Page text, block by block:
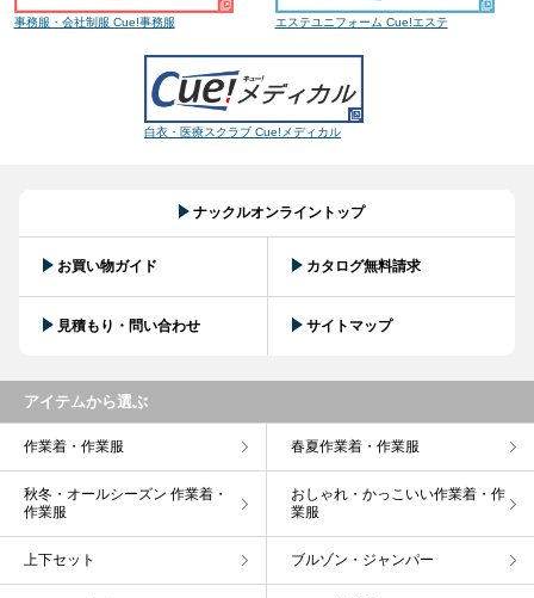
事務服・会社制服 Cue!事務服 エステユニフォーム Cue!エステ
白衣・医療スクラブ Cue!メディカル
ナックルオンライントップ
お買い物ガイド カタログ無料請求
見積もり・問い合わせ サイトマップ
アイテムから選ぶ
作業着・作業服 春夏作業着・作業服
秋冬・オールシーズン 作業着・
作業服
おしゃれ・かっこいい作業着・作
業服
上下セット ブルゾン・ジャンパー